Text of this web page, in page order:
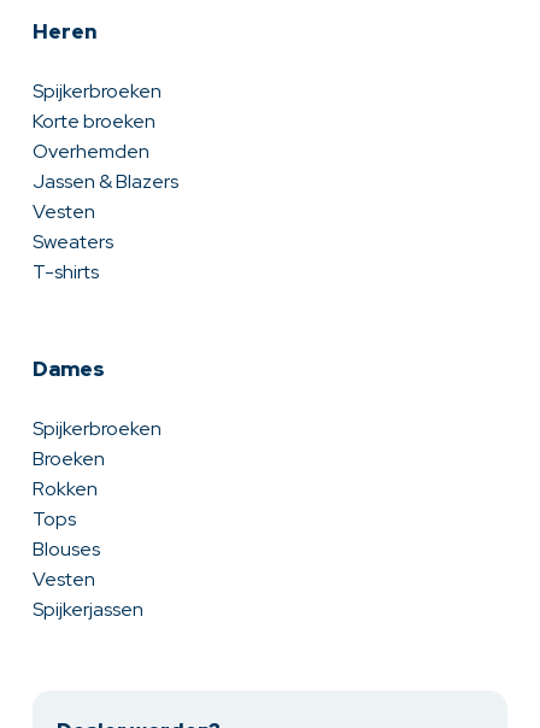
Heren
Spijkerbroeken
Korte broeken
Overhemden
Jassen & Blazers
Vesten
Sweaters
T-shirts
Dames
Spijkerbroeken
Broeken
Rokken
Tops
Blouses
Vesten
Spijkerjassen